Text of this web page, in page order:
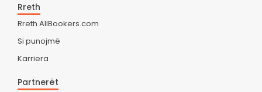
Rreth
Rreth AllBookers.com
Si punojmë
Karriera
Partnerët